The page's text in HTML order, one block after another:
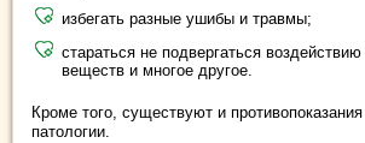
избегать разные ушибы и травмы;
стараться не подвергаться
веществ и многое другое.
Кроме того, существуют и
патологии.